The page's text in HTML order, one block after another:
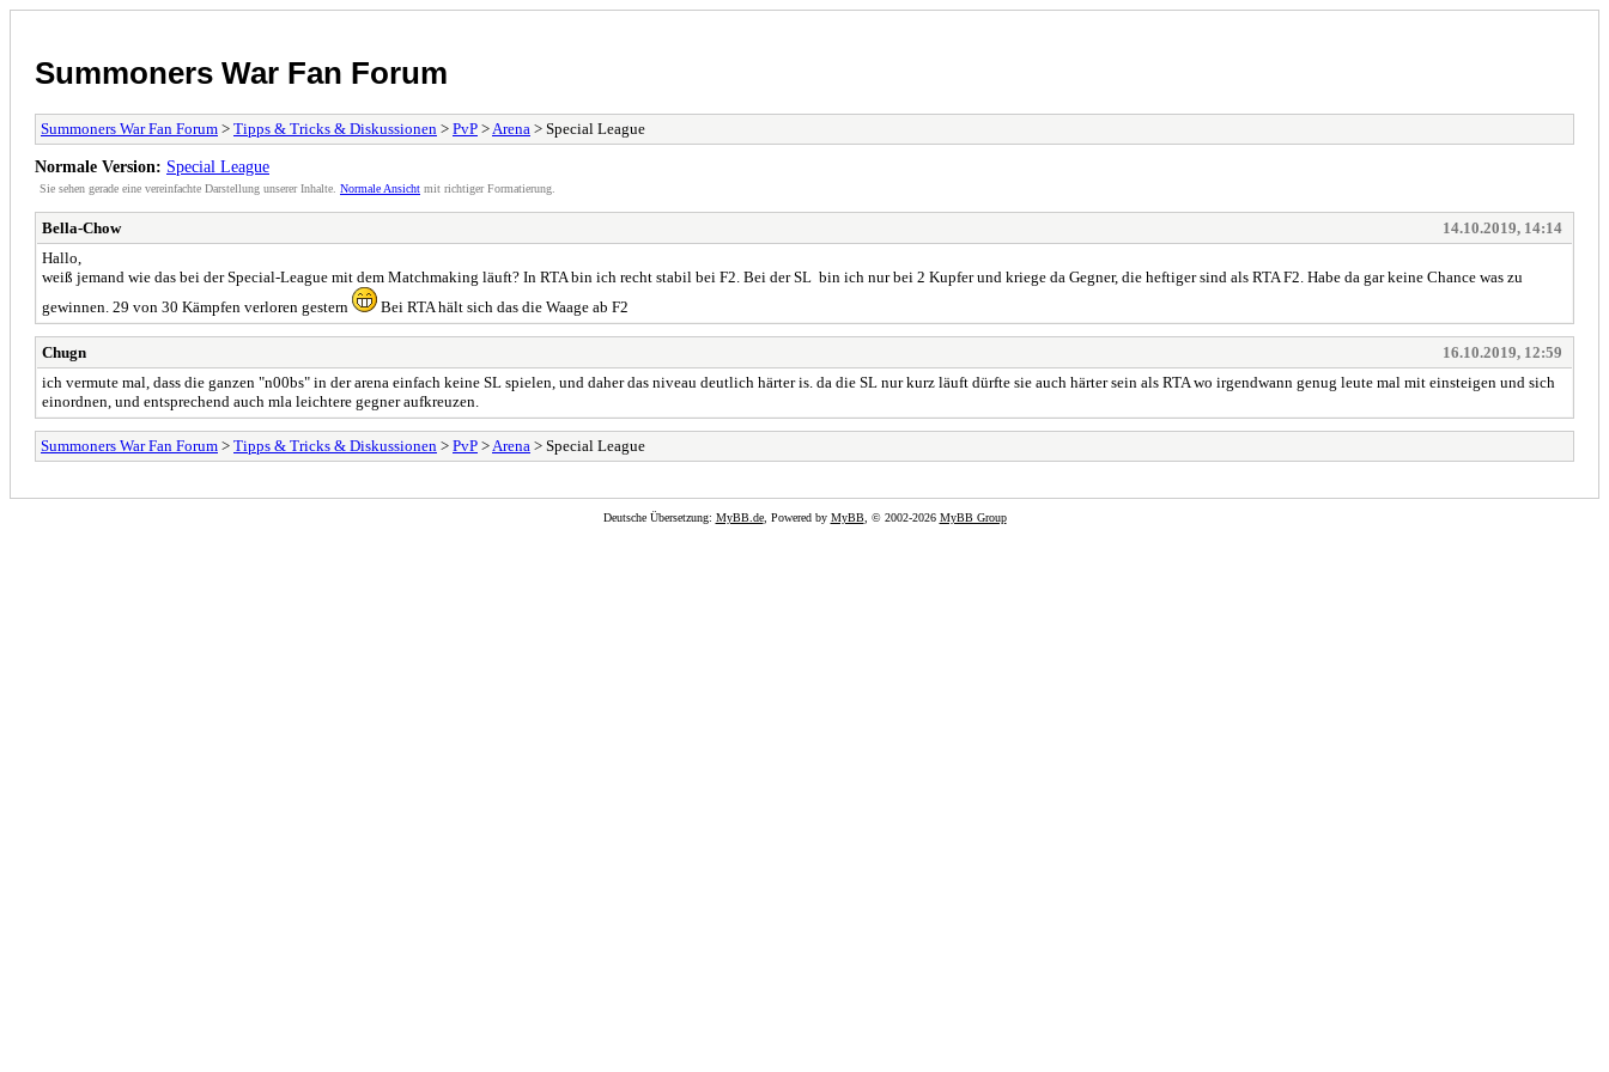
Summoners War Fan Forum
Summoners War Fan Forum > Tipps & Tricks & Diskussionen > PvP > Arena > Special League
Normale Version: Special League
Sie sehen gerade eine vereinfachte Darstellung unserer Inhalte. Normale Ansicht mit richtiger Formatierung.
Bella-Chow
14.10.2019, 14:14
Hallo,
weiß jemand wie das bei der Special-League mit dem Matchmaking läuft? In RTA bin ich recht stabil bei F2. Bei der SL bin ich nur bei 2 Kupfer und kriege da Gegner, die heftiger sind als RTA F2. Habe da gar keine Chance was zu
gewinnen. 29 von 30 Kämpfen verloren gestern
Bei RTA hält sich das die Waage ab F2
Chugn
16.10.2019, 12:59
ich vermute mal, dass die ganzen "n00bs" in der arena einfach keine SL spielen, und daher das niveau deutlich härter is. da die SL nur kurz läuft dürfte sie auch härter sein als RTA wo irgendwann genug leute mal mit einsteigen und sich
einordnen, und entsprechend auch mla leichtere gegner aufkreuzen.
Summoners War Fan Forum > Tipps & Tricks & Diskussionen > PvP > Arena > Special League
Deutsche Übersetzung: MyBB.de, Powered by MyBB, © 2002-2026 MyBB Group